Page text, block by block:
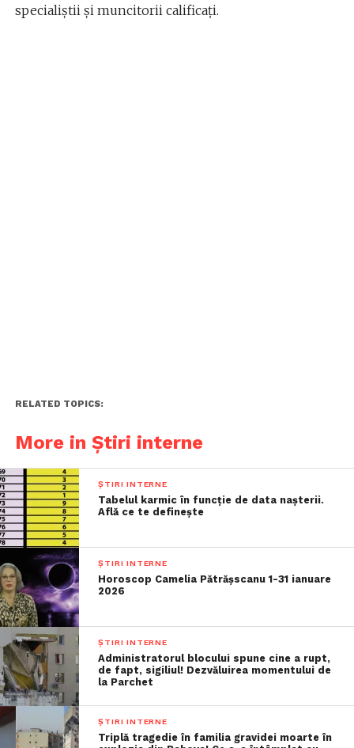
specialiștii și muncitorii calificați.
RELATED TOPICS:
More in Știri interne
ȘTIRI INTERNE
Tabelul karmic în funcție de data nașterii.
Află ce te definește
ȘTIRI INTERNE
Horoscop Camelia Pătrășscanu 1-31 ianuare
2026
ȘTIRI INTERNE
Administratorul blocului spune cine a rupt,
de fapt, sigiliul! Dezvăluirea momentului de
la Parchet
ȘTIRI INTERNE
Triplă tragedie în familia gravidei moarte în